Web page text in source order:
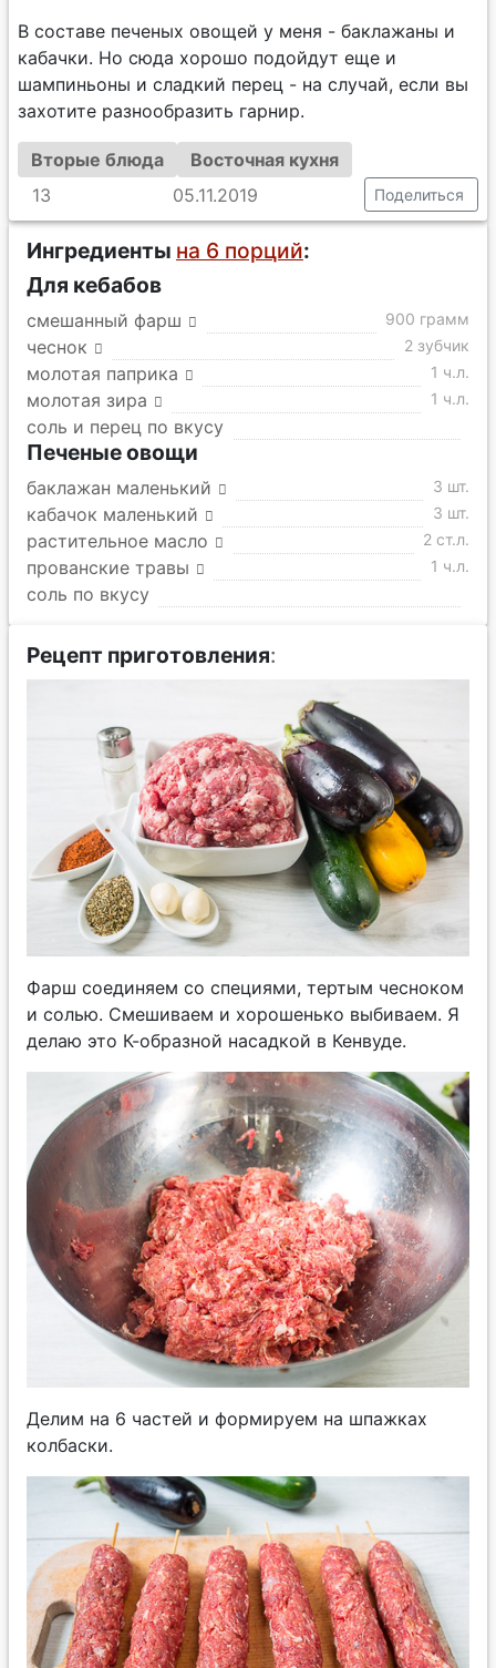
В составе печеных овощей у меня - баклажаны и
кабачки. Но сюда хорошо подойдут еще и
шампиньоны и сладкий перец - на случай, если вы
захотите разнообразить гарнир.
Вторые блюда
Восточная кухня
13
05.11.2019 Поделиться
Ингредиенты на 6 порций:
Для кебабов
смешанный фарш 900 грамм
чеснок 2 зубчик
молотая паприка 1 ч.л.
молотая зира 1 ч.л.
соль и перец по вкусу
Печеные овощи
баклажан маленький 3 шт.
кабачок маленький 3 шт.
растительное масло 2 ст.л.
прованские травы 1 ч.л.
соль по вкусу
Рецепт приготовления:
Фарш соединяем со специями, тертым чесноком
и солью. Смешиваем и хорошенько выбиваем. Я
делаю это К-образной насадкой в Кенвуде.
Делим на 6 частей и формируем на шпажках
колбаски.